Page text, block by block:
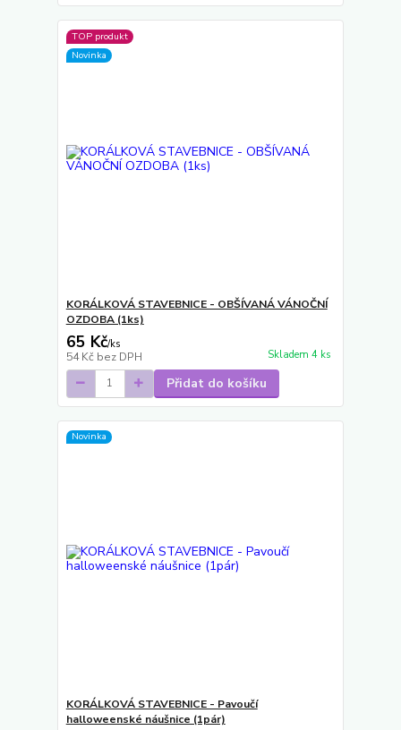
TOP produkt
Novinka
KORÁLKOVÁ STAVEBNICE - OBŠÍVANÁ VÁNOČNÍ
OZDOBA (1ks)
65 Kč/ks
54 Kč bez DPH Skladem 4 ks
Přidat do košíku
Novinka
KORÁLKOVÁ STAVEBNICE - Pavoučí
halloweenské náušnice (1pár)